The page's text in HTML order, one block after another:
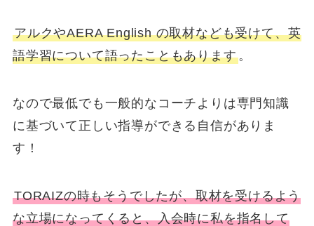
アルクやAERA English の取材なども受けて、英
語学習について語ったこともあります。
なので最低でも一般的なコーチよりは専門知識
に基づいて正しい指導ができる自信がありま
す！
TORAIZの時もそうでしたが、取材を受けるよう
な立場になってくると、入会時に私を指名して